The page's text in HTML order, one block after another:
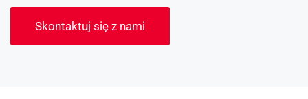
Skontaktuj się z nami